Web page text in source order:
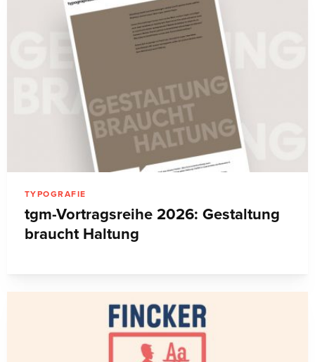
TYPOGRAFIE
tgm-Vortragsreihe 2026: Gestaltung
braucht Haltung